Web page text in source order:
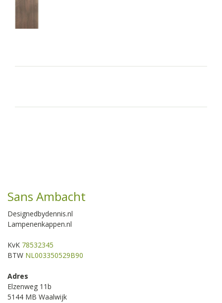
Sans Ambacht
Designedbydennis.nl
Lampenenkappen.nl
KvK 78532345
BTW NL003350529B90
Adres
Elzenweg 11b
5144 MB Waalwijk